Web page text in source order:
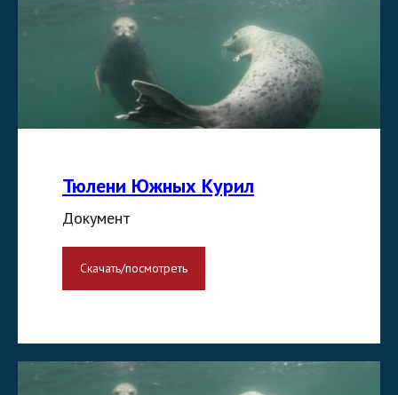
Тюлени Южных Курил
Документ
Скачать/посмотреть